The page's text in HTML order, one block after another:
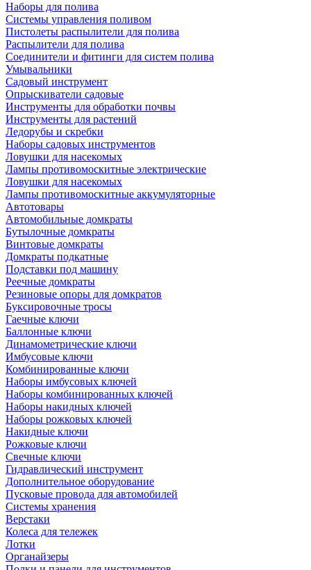
Наборы для полива
Системы управления поливом
Пистолеты распылители для полива
Распылители для полива
Соединители и фитинги для систем полива
Умывальники
Садовый инструмент
Опрыскиватели садовые
Инструменты для обработки почвы
Инструменты для растений
Ледорубы и скребки
Наборы садовых инструментов
Ловушки для насекомых
Лампы противомоскитные электрические
Ловушки для насекомых
Лампы противомоскитные аккумуляторные
Автотовары
Автомобильные домкраты
Бутылочные домкраты
Винтовые домкраты
Домкраты подкатные
Подставки под машину
Реечные домкраты
Резиновые опоры для домкратов
Буксировочные тросы
Гаечные ключи
Баллонные ключи
Динамометрические ключи
Имбусовые ключи
Комбинированные ключи
Наборы имбусовых ключей
Наборы комбинированных ключей
Наборы накидных ключей
Наборы рожковых ключей
Накидные ключи
Рожковые ключи
Свечные ключи
Гидравлический инструмент
Дополнительное оборудование
Пусковые провода для автомобилей
Системы хранения
Верстаки
Колеса для тележек
Лотки
Органайзеры